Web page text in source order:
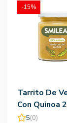
Tarrito De
Con Quinoa
Smileat
5(0)
-15%